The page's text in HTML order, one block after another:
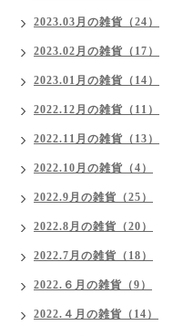
2023.03月の雑貨（24）
2023.02月の雑貨（17）
2023.01月の雑貨（14）
2022.12月の雑貨（11）
2022.11月の雑貨（13）
2022.10月の雑貨（4）
2022.9月の雑貨（25）
2022.8月の雑貨（20）
2022.7月の雑貨（18）
2022.６月の雑貨（9）
2022.４月の雑貨（14）